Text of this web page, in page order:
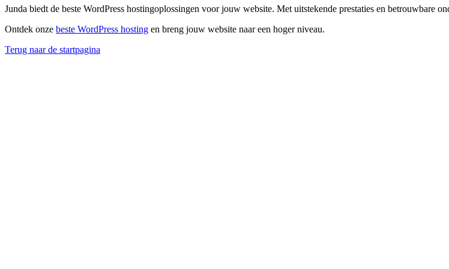
Junda biedt de beste WordPress hostingoplossingen voor jouw website. Met uitstekende prestaties en betrouwbare
Ontdek onze beste WordPress hosting en breng jouw website naar een hoger niveau.
Terug naar de startpagina